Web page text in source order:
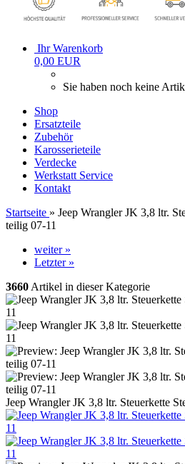
Ihr Warenkorb
0,00 EUR
Sie haben noch keine
Shop
Ersatzteile
Zubehör
Karosserieteile
Verdecke
Werkstatt Service
Kontakt
Startseite » Jeep Wrangler JK 3,8 ltr.
teilig 07-11
weiter »
Letzter »
3660 Artikel in dieser Kategorie
Jeep Wrangler JK 3,8 ltr. Steuerkette